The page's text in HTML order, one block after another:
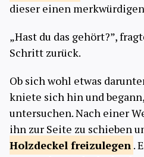
dieser einen
„Hast du das gehört?”,
Schritt zurück.
Ob sich wohl etwas
kniete sich hin und
untersuchen. Nach einer
ihn zur Seite zu schieben
Holzdeckel freizulegen .